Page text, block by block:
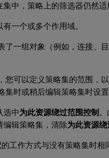
中，策略上的筛选器仍然适
一个或多个作用域。
了一组对象（例如，连接、
您可以定义策略集的范围，
集时或稍后编辑策略集时设置
选中为此资源绕过范围控制
编辑策略集，清除为此资源绕
工作方式与没有策略集时相